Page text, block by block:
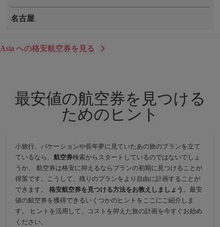
名古屋
Asia への格安航空券を見る
最安値の航空券を見つける
ためのヒント
小旅行、バケーションや長年夢に見ていたあの旅のプランを立て
ているなら、 航空券検索からスタートしているのではないでしょ
うか。 航空券は格安に抑えるならプランの初期に見つけることが
得策です。こうして、残りのプランをより自由に計画することが
できます。 格安航空券を見つける方法をお教えしましょう 。最安
値の航空券を獲得できるいくつかのヒントをここにご紹介しま
す。 ヒントを活用して、コストを抑えた旅の計画を今すぐお始め
ください。